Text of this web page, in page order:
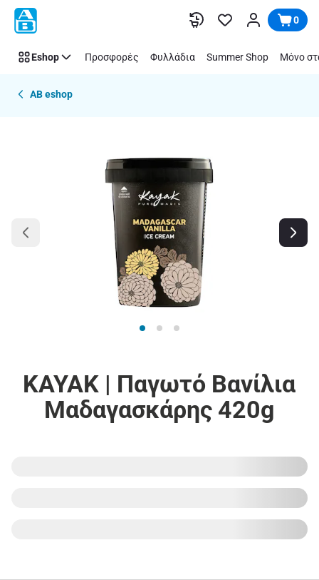
Παράλειψη 0
Eshop Προσφορές Φυλλάδια Summer Shop Μόνο
AB eshop
KAYAK | Παγωτό Βανίλια
Μαδαγασκάρης 420g